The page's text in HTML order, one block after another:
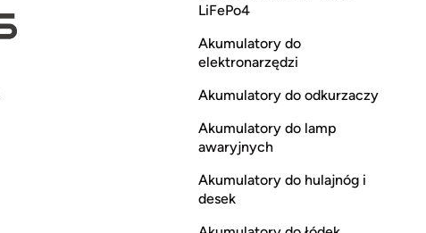
LiFePo4
Akumulatory do
elektronarzędzi
Akumulatory do odkurzaczy
Akumulatory do lamp
awaryjnych
Akumulatory do hulajnóg i
desek